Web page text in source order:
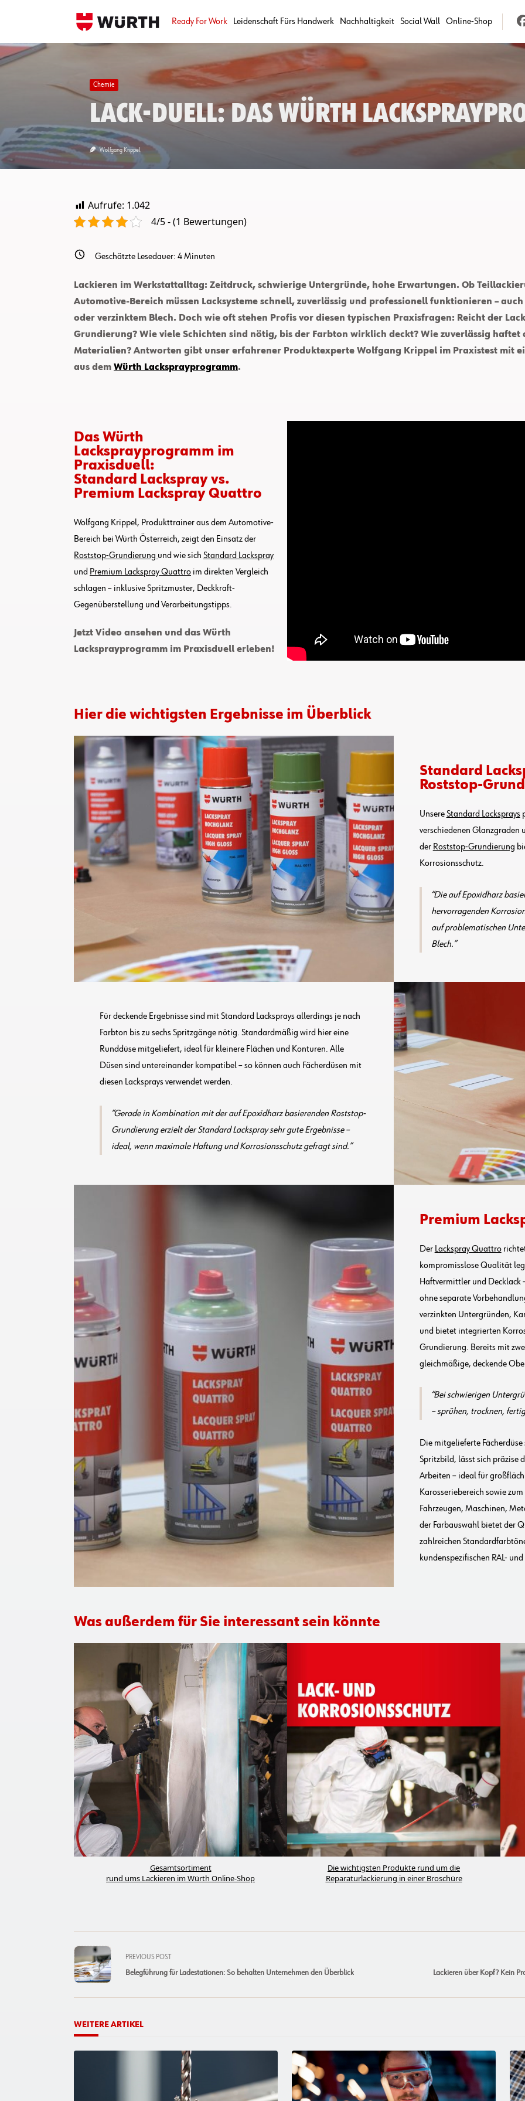
Ready For Work Leidenschaft Fürs Handwerk Nachhaltigkeit Social Wall Online-Shop
Chemie
Lack-Duell: Das Würth
Wolfgang Krippel
Aufrufe: 1.042
4/5 - (1 Bewertungen)
Geschätzte Lesedauer: 4Minuten
Lackieren im Werkstattalltag: Zeitdruck, schwierige Untergründe, hohe Erwartungen. Ob
Automotive-Bereich müssen Lacksysteme schnell, zuverlässig und professionell funktionieren –
oder verzinktem Blech. Doch wie oft stehen Profis vor diesen typischen Praxisfragen: Reicht der
Grundierung? Wie viele Schichten sind nötig, bis der Farbton wirklich deckt? Wie zuverlässig haftet
Materialien? Antworten gibt unser erfahrener Produktexperte Wolfgang Krippel im Praxistest mit
aus dem Würth Lacksprayprogramm.
Das Würth
Lacksprayprogramm im
Praxisduell:
Standard Lackspray vs.
Premium Lackspray Quattro
Wolfgang Krippel, Produkttrainer aus dem Automotive-
Bereich bei Würth Österreich, zeigt den Einsatz der
Roststop-Grundierung und wie sich Standard Lackspray
und Premium Lackspray Quattro im direkten Vergleich
schlagen – inklusive Spritzmuster, Deckkraft-
Gegenüberstellung und Verarbeitungstipps.
Jetzt Video ansehen und das Würth
Lacksprayprogramm im Praxisduell erleben!
Hier die wichtigsten Ergebnisse im Überblick
Standard
Roststop-
UnsereStandard Lacksprays
verschiedenen
der Roststop-Grundierung
Korrosionsschutz.
Die auf Epoxidharz
hervorragenden
auf problematischen
Blech.
Für deckende Ergebnisse sind mit Standard Lacksprays allerdings je nach
Farbton bis zu sechs Spritzgänge nötig. Standardmäßig wird hier eine
Runddüse mitgeliefert, ideal für kleinere Flächen und Konturen. Alle
Düsen sind untereinander kompatibel – so können auch Fächerdüsen mit
diesen Lacksprays verwendet werden.
Gerade in Kombination mit der auf Epoxidharz basierenden Roststop-
Grundierung erzielt der Standard Lackspray sehr gute Ergebnisse –
ideal, wenn maximale Haftung und Korrosionsschutz gefragt sind.
Premium
Der Lackspray Quattro
kompromisslose Qualität
Haftvermittler und Decklack
ohne separate
verzinkten Untergründen,
und bietet integrierten
Grundierung. Bereits mit
gleichmäßige, deckende
Bei schwierigen
– sprühen, trocknen,
Die mitgelieferte
Spritzbild, lässt sich präzise
Arbeiten – ideal für
Karosseriebereich sowie
Fahrzeugen, Maschinen,
der Farbauswahl bietet der
zahlreichen
kundenspezifischen RAL-
Was außerdem für Sie interessant sein könnte
Gesamtsortiment
rund ums Lackieren im Würth Online-Shop
Die wichtigsten Produkte rund um die
Reparaturlackierung in einer Broschüre
<span
class="nav-
subtitle
text">Page</span>
PREVIOUS POST
Belegführung für Ladestationen: So behalten Unternehmen den Überblick Lackieren über Kopf? Kein
WEITERE ARTIKEL